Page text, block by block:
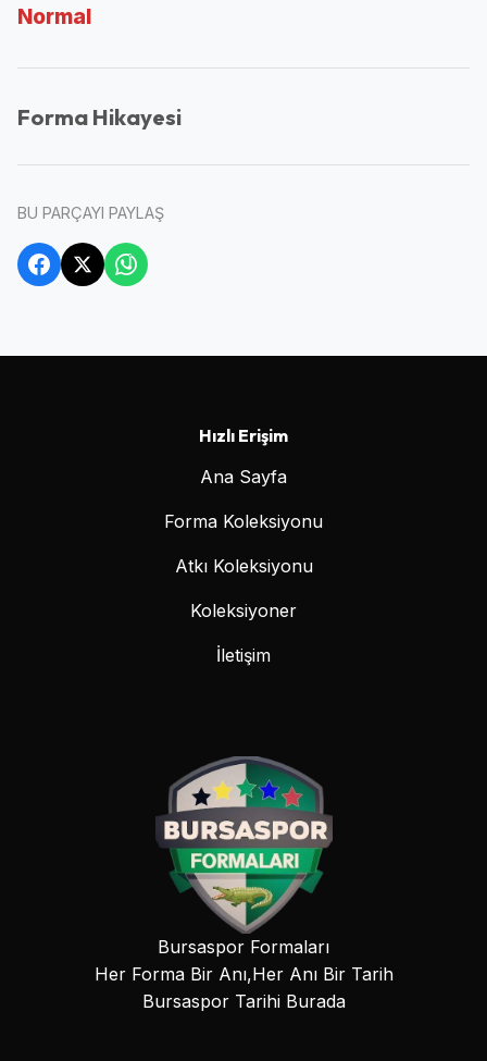
Normal
Forma Hikayesi
BU PARÇAYI PAYLAŞ
Hızlı Erişim
Ana Sayfa
Forma Koleksiyonu
Atkı Koleksiyonu
Koleksiyoner
İletişim
Bursaspor Formaları
Her Forma Bir Anı,Her Anı Bir Tarih
Bursaspor Tarihi Burada